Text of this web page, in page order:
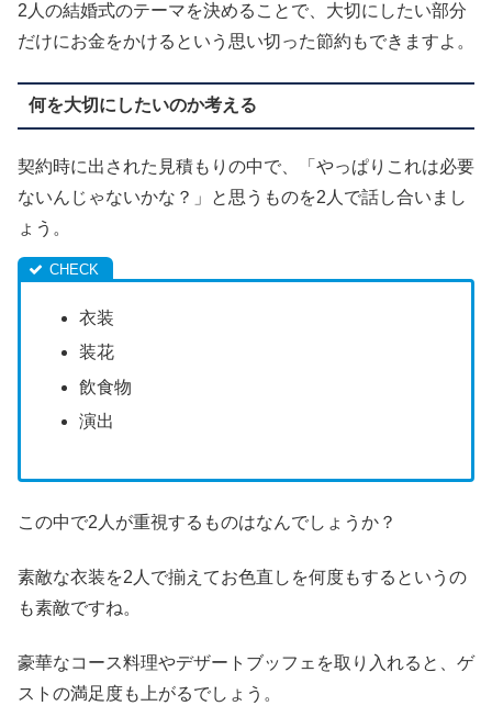
2人の結婚式のテーマを決めることで、大切にしたい部分
だけにお金をかけるという思い切った節約もできますよ。
何を大切にしたいのか考える
契約時に出された見積もりの中で、「やっぱりこれは必要
ないんじゃないかな？」と思うものを2人で話し合いまし
ょう。
衣装
装花
飲食物
演出
この中で2人が重視するものはなんでしょうか？
素敵な衣装を2人で揃えてお色直しを何度もするというの
も素敵ですね。
豪華なコース料理やデザートブッフェを取り入れると、ゲ
ストの満足度も上がるでしょう。